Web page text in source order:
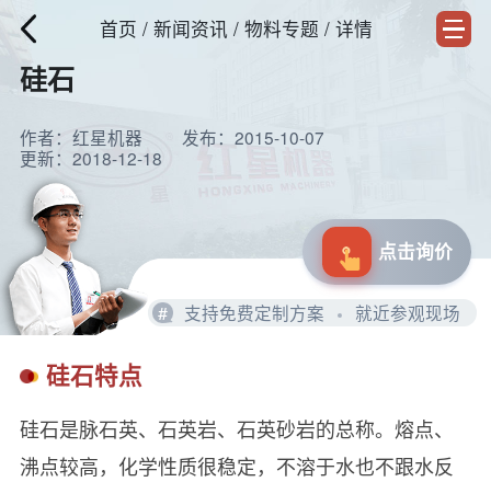
首页 / 新闻资讯 / 物料专题 / 详情
硅石
作者：红星机器
发布：2015-10-07
更新：2018-12-18
点击询价
# 支持免费定制方案 就近参观现场
硅石特点
硅石是脉石英、石英岩、石英砂岩的总称。熔点、
沸点较高，化学性质很稳定，不溶于水也不跟水反